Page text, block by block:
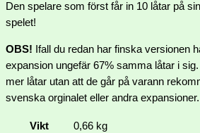
Den spelare som först får in 10 låtar på
spelet!
OBS! Ifall du redan har finska versionen
expansion ungefär 67% samma låtar i
mer låtar utan att de går på varann
svenska orginalet eller andra expansioner.
Vikt
0,66 kg